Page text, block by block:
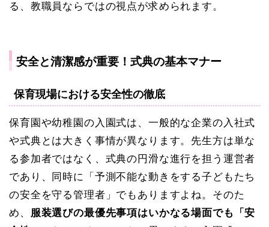
る、教職員ならではの視点が求められます。
安全と清潔感が重要！式典の基本マナー
保育現場における安全性の徹底
保育園や幼稚園の入園式は、一般的な企業の入社式
や式典とは大きく事情が異なります。先生方は単な
る参加者ではなく、式典の円滑な進行を担う運営者
であり、同時に「予測不能な動きをする子どもたち
の安全を守る管理者」でもありますよね。そのた
め、
服装選びの最優先事項はいかなる場面でも「安